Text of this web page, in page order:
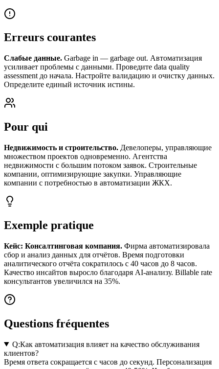
Erreurs courantes
Слабые данные. Garbage in — garbage out. Автоматизация
усиливает проблемы с данными. Проведите data quality
assessment до начала. Настройте валидацию и очистку данных.
Определите единый источник истины.
Pour qui
Недвижимость и строительство. Девелоперы, управляющие
множеством проектов одновременно. Агентства
недвижимости с большим потоком заявок. Строительные
компании, оптимизирующие закупки. Управляющие
компании с потребностью в автоматизации ЖКХ.
Exemple pratique
Кейс: Консалтинговая компания. Фирма автоматизировала
сбор и анализ данных для отчётов. Время подготовки
аналитического отчёта сократилось с 40 часов до 8 часов.
Качество инсайтов выросло благодаря AI-анализу. Billable rate
консультантов увеличился на 35%.
Questions fréquentes
Q:Как автоматизация влияет на качество обслуживания
клиентов?
Время ответа сокращается с часов до секунд. Персонализация